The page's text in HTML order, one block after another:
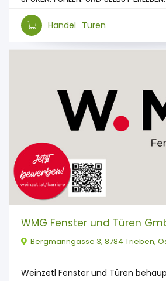
Handel Türen
WMG Fenster und Türen
Bergmanngasse 3, 8784 Trieben,
Weinzetl Fenster und Türen